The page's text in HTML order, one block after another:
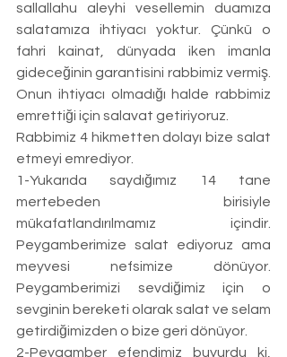
sallallahu aleyhi vesellemin duamıza
salatamıza ihtiyacı yoktur. Çünkü o
fahri kainat, dünyada iken imanla
gideceğinin garantisini rabbimiz vermiş.
Onun ihtiyacı olmadığı halde rabbimiz
emrettiği için salavat getiriyoruz.
Rabbimiz 4 hikmetten dolayı bize salat
etmeyi emrediyor.
1-Yukarıda saydığımız 14 tane
mertebeden birisiyle
mükafatlandırılmamız içindir.
Peygamberimize salat ediyoruz ama
meyvesi nefsimize dönüyor.
Peygamberimizi sevdiğimiz için o
sevginin bereketi olarak salat ve selam
getirdiğimizden o bize geri dönüyor.
2-Peygamber efendimiz buyurdu ki,